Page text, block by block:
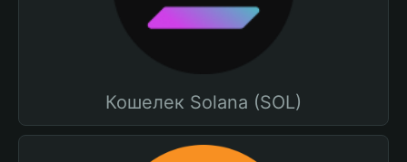
Кошелек Solana (SOL)